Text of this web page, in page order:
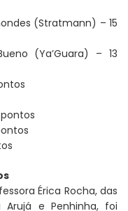
(Stratmann) – 15
(Ya’Guara) – 13
pontos
Érica Rocha, das
Arujá e Penhinha, foi